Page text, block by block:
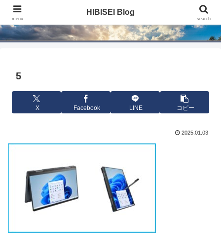
HIBISEI Blog
5
X Facebook LINE コピー
2025.01.03
menu
HIBISEI Blog
search